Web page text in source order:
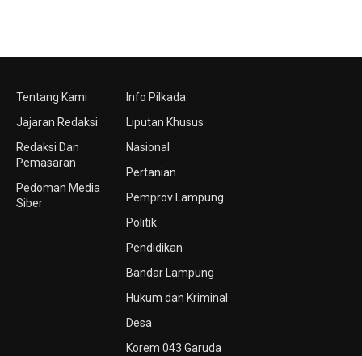
Tentang Kami
Jajaran Redaksi
Redaksi Dan
Pemasaran
Pedoman Media
Siber
Info Pilkada
Liputan Khusus
Nasional
Pertanian
Pemprov Lampung
Politik
Pendidikan
Bandar Lampung
Hukum dan Kriminal
Desa
Korem 043 Garuda